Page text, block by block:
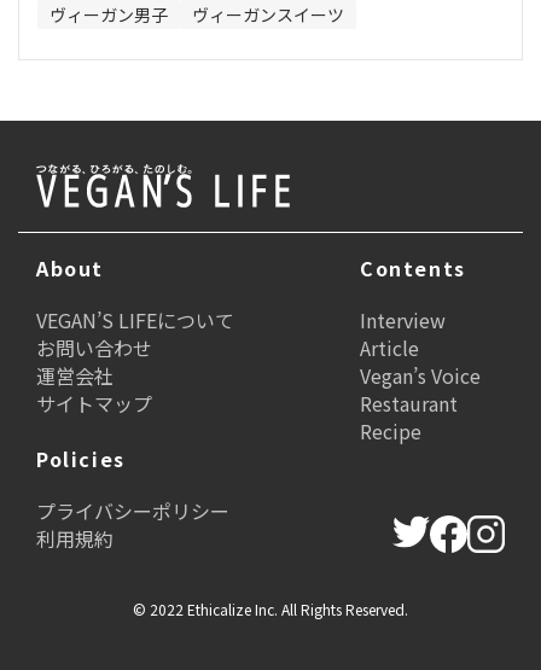
ヴィーガン男子
ヴィーガンスイーツ
About
VEGAN’S LIFEについて
お問い合わせ
運営会社
サイトマップ
Contents
Interview
Article
Vegan’s Voice
Restaurant
Recipe
Policies
プライバシーポリシー
利用規約
© 2022 Ethicalize Inc. All Rights Reserved.